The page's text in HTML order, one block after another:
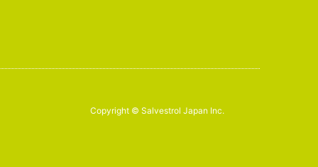
Copyright © Salvestrol Japan Inc.